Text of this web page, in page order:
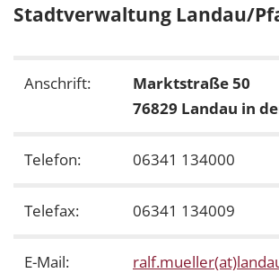
Stadtverwaltung Landau/
Anschrift:
Marktstraße 50
76829 Landau in
Telefon: 06341 134000
Telefax: 06341 134009
E-Mail: